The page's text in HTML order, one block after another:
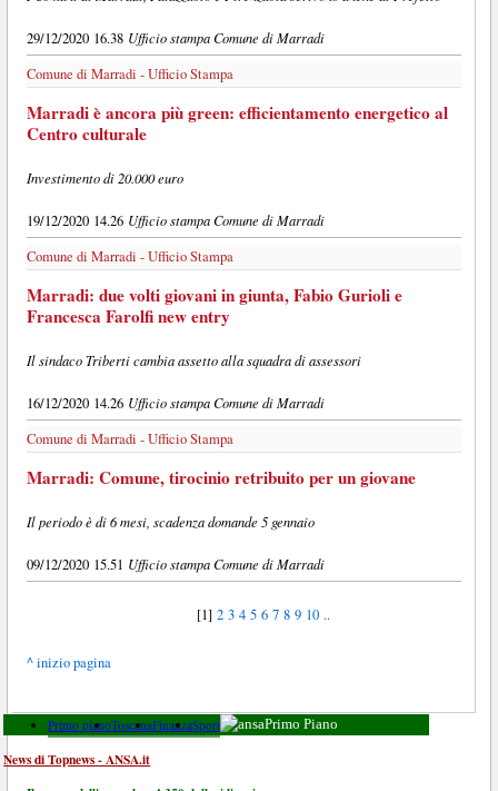
29/12/2020 16.38 Ufficio stampa Comune di Marradi
Comune di Marradi - Ufficio Stampa
Marradi è ancora più green: efficientamento energetico al
Centro culturale
Investimento di 20.000 euro
19/12/2020 14.26 Ufficio stampa Comune di Marradi
Comune di Marradi - Ufficio Stampa
Marradi: due volti giovani in giunta, Fabio Gurioli e
Francesca Farolfi new entry
Il sindaco Triberti cambia assetto alla squadra di assessori
16/12/2020 14.26 Ufficio stampa Comune di Marradi
Comune di Marradi - Ufficio Stampa
Marradi: Comune, tirocinio retribuito per un giovane
Il periodo è di 6 mesi, scadenza domande 5 gennaio
09/12/2020 15.51 Ufficio stampa Comune di Marradi
[1]2 3 4 5 6 7 8 9 10 ..
^ inizio pagina
Primo pianoToscanaFinanzaSport Primo Piano
News di Topnews - ANSA.it